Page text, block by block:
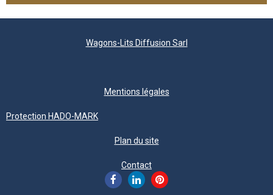
Wagons-Lits Diffusion Sarl
Mentions légales
Protection HADO-MARK
Plan du site
Contact